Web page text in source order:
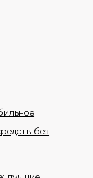
без